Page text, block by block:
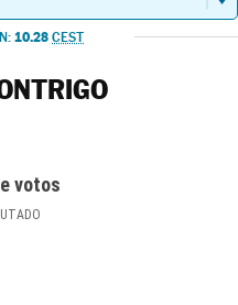
10.28 CEST
votos